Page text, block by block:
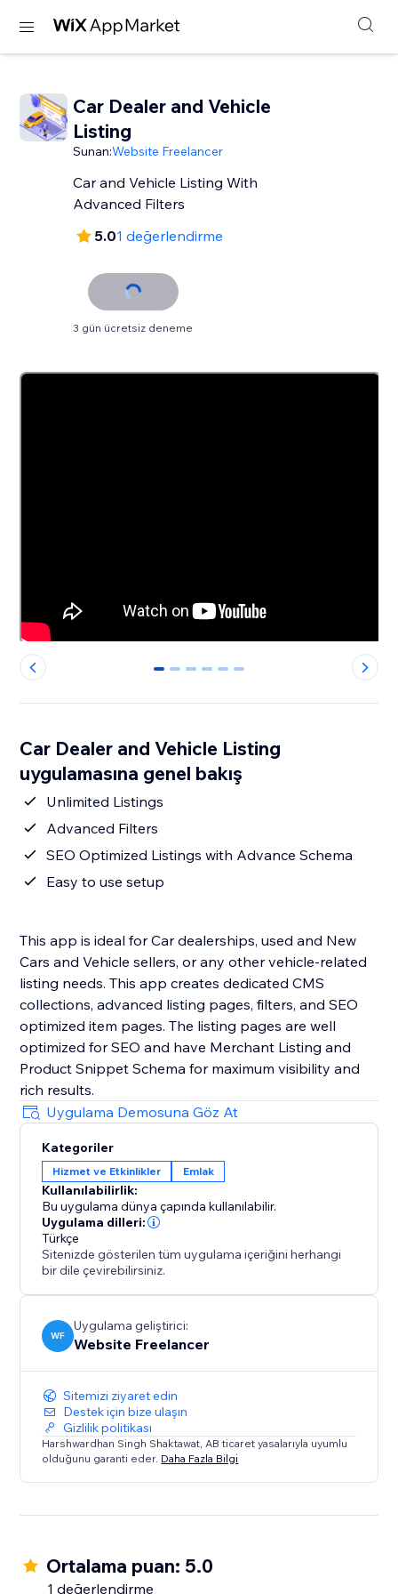
Car Dealer and Vehicle
Listing
Sunan:Website Freelancer
Car and Vehicle Listing With
Advanced Filters
5.01 değerlendirme
3 gün ücretsiz deneme
0 1 2 3 4 5
Car Dealer and Vehicle Listing
uygulamasına genel bakış
Unlimited Listings
Advanced Filters
SEO Optimized Listings with Advance Schema
Easy to use setup
This app is ideal for Car dealerships, used and New
Cars and Vehicle sellers, or any other vehicle-related
listing needs. This app creates dedicated CMS
collections, advanced listing pages, filters, and SEO
optimized item pages. The listing pages are well
optimized for SEO and have Merchant Listing and
Product Snippet Schema for maximum visibility and
rich results.
Uygulama Demosuna Göz At
Kategoriler
Hizmet ve Etkinlikler Emlak
Kullanılabilirlik:
Bu uygulama dünya çapında kullanılabilir.
Uygulama dilleri:
Türkçe
Sitenizde gösterilen tüm uygulama içeriğini herhangi
bir dile çevirebilirsiniz.
WF
Uygulama geliştirici:
Website Freelancer
Sitemizi ziyaret edin
Destek için bize ulaşın
Gizlilik politikası
Harshwardhan Singh Shaktawat, AB ticaret yasalarıyla uyumlu
olduğunu garanti eder. Daha Fazla Bilgi
Ortalama puan: 5.0
1 değerlendirme